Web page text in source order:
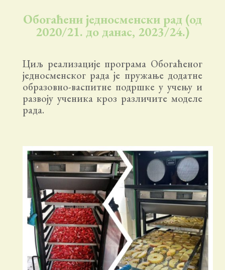
Обогаћени једносменски рад (од
2020/21. до данас, 2023/24.)
Циљ реализације програма Обогаћеног
једносменског рада је пружање додатне
образовно-васпитне подршке у учењу и
развоју ученика кроз различите моделе
рада.